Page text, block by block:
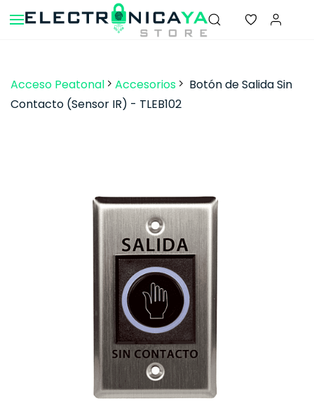
Skip to
main
Acceso Peatonal Accesorios
Botón de Salida Sin
Contacto (Sensor IR) - TLEB102